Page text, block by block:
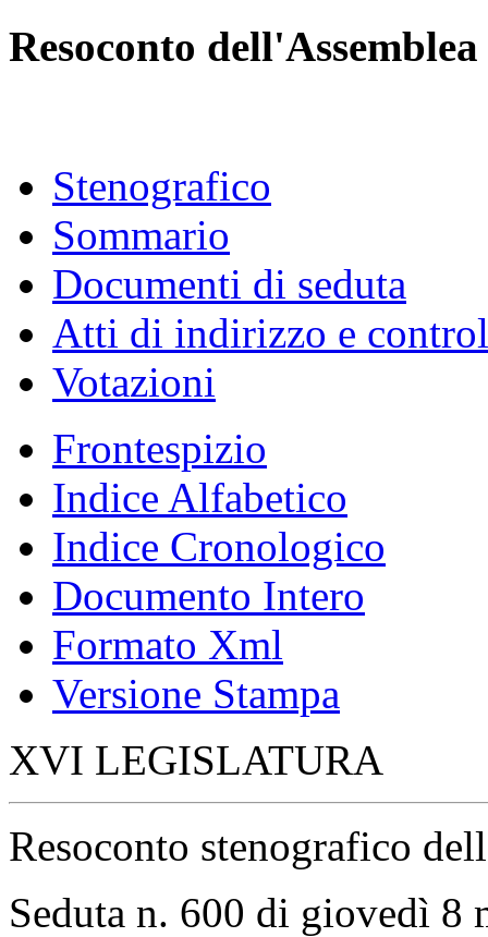
Resoconto dell'Assemblea
Stenografico
Sommario
Documenti di seduta
Atti di indirizzo e
Votazioni
Frontespizio
Indice Alfabetico
Indice Cronologico
Documento Intero
Formato Xml
Versione Stampa
XVI LEGISLATURA
Resoconto stenografico
Seduta n. 600 di giovedì 8